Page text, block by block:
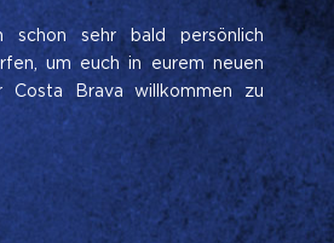
schon sehr bald persönlich
um euch in eurem neuen
Costa Brava willkommen zu